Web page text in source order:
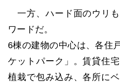
一方、ハード面のウリ
ワードだ。
6棟の建物の中心は、各住
ケットパーク」。賃貸住
植栽で包み込み、各所に